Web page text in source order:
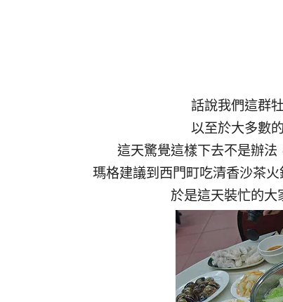
話說我們這群
以至於大多數
這天驚覺這樣下去不是辦法
瑪格建議到西門町吃清香沙茶
於是這天裝忙的